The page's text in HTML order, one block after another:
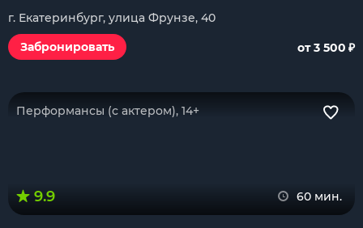
г. Екатеринбург, улица Фрунзе, 40
Забронировать
от 3 500 ₽
Перформансы (с актером), 14+
9.9 60 мин.